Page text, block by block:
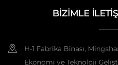
BIZIMLE
H-1 Fabrika Binası,
Ekonomi ve Teknoloji